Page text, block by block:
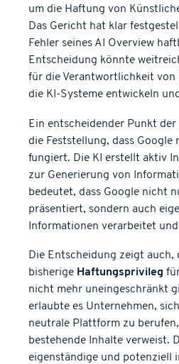
um die Haftung von
Das Gericht hat klar
Fehler seines AI Overview
Entscheidung könnte
für die Verantwortlichkeit von
die KI-Systeme entwickeln
Ein entscheidender Punkt
die Feststellung, dass
fungiert. Die KI erstellt aktiv
zur Generierung von
bedeutet, dass Google nicht
präsentiert, sondern auch
Informationen verarbeitet
Die Entscheidung zeigt auch,
bisherige Haftungsprivileg
nicht mehr uneingeschränkt
erlaubte es Unternehmen,
neutrale Plattform zu
bestehende Inhalte verweist.
eigenständige und potenziell